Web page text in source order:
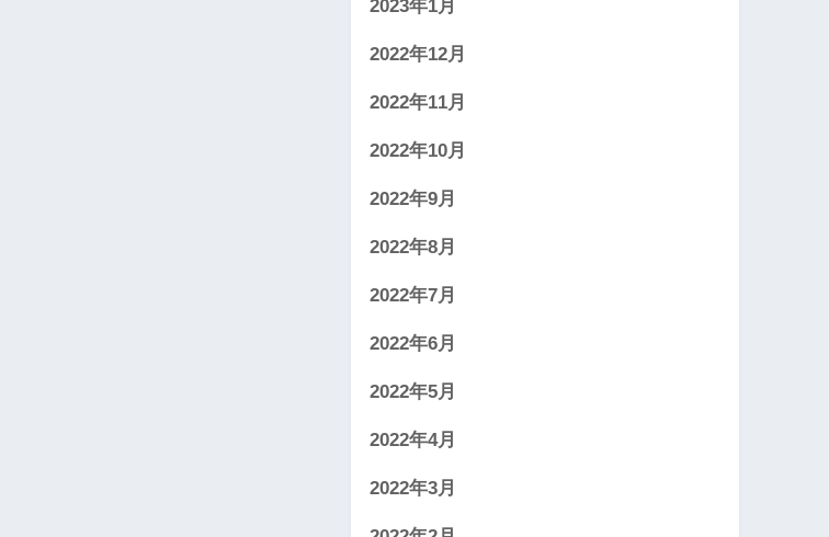
2023年1月
2022年12月
2022年11月
2022年10月
2022年9月
2022年8月
2022年7月
2022年6月
2022年5月
2022年4月
2022年3月